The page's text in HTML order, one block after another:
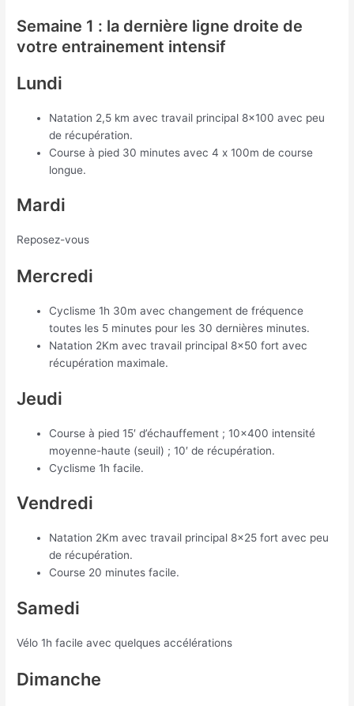
Semaine 1 : la dernière ligne droite de
votre entrainement intensif
Lundi
Natation 2,5 km avec travail principal 8×100 avec peu
de récupération.
Course à pied 30 minutes avec 4 x 100m de course
longue.
Mardi
Reposez-vous
Mercredi
Cyclisme 1h 30m avec changement de fréquence
toutes les 5 minutes pour les 30 dernières minutes.
Natation 2Km avec travail principal 8×50 fort avec
récupération maximale.
Jeudi
Course à pied 15′ d’échauffement ; 10×400 intensité
moyenne-haute (seuil) ; 10′ de récupération.
Cyclisme 1h facile.
Vendredi
Natation 2Km avec travail principal 8×25 fort avec peu
de récupération.
Course 20 minutes facile.
Samedi
Vélo 1h facile avec quelques accélérations
Dimanche